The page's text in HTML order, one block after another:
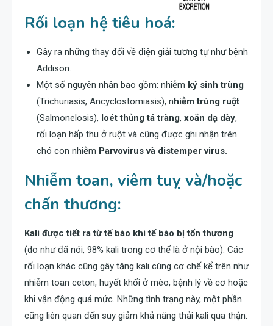
Rối loạn hệ tiêu hoá:
Gây ra những thay đổi về điện giải tương tự như bệnh
Addison.
Một số nguyên nhân bao gồm: nhiễm ký sinh trùng
(Trichuriasis, Ancyclostomiasis), nhiễm trùng ruột
(Salmonelosis), loét thủng tá tràng, xoắn dạ dày,
rối loạn hấp thu ở ruột và cũng được ghi nhận trên
chó con nhiễm Parvovirus và distemper virus.
Nhiễm toan, viêm tuỵ và/hoặc
chấn thương:
Kali được tiết ra từ tế bào khi tế bào bị tổn thương
(do như đã nói, 98% kali trong cơ thể là ở nội bào). Các
rối loạn khác cũng gây tăng kali cùng cơ chế kể trên như
nhiễm toan ceton, huyết khối ở mèo, bệnh lý về cơ hoặc
khi vận động quá mức. Những tình trạng này, một phần
cũng liên quan đến suy giảm khả năng thải kali qua thận.